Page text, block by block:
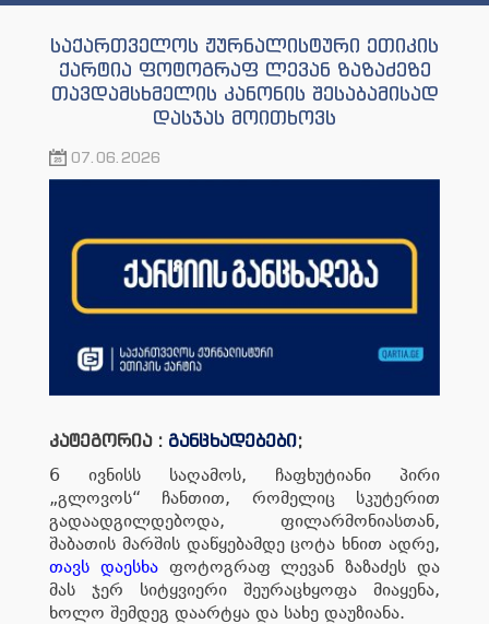
საქართველოს ჟურნალისტური ეთიკის
ქარტია ფოტოგრაფ ლევან ზაზაძეზე
თავდამსხმელის კანონის შესაბამისად
დასჯას მოითხოვს
07.06.2026
კატეგორია : განცხადებები;
6 ივნისს საღამოს, ჩაფხუტიანი პირი
„გლოვოს“ ჩანთით, რომელიც სკუტერით
გადაადგილდებოდა, ფილარმონიასთან,
შაბათის მარშის დაწყებამდე ცოტა ხნით ადრე,
თავს დაესხაფოტოგრაფ ლევან ზაზაძეს და
მას ჯერ სიტყვიერი შეურაცხყოფა მიაყენა,
ხოლო შემდეგ დაარტყა და სახე დაუზიანა.